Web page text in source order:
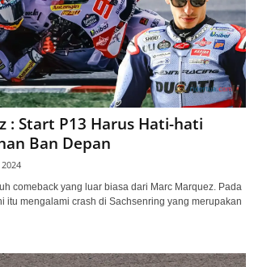
: Start P13 Harus Hati-hati
Ban Depan
comeback yang luar biasa dari Marc Marquez. Pada
itu mengalami crash di Sachsenring yang merupakan